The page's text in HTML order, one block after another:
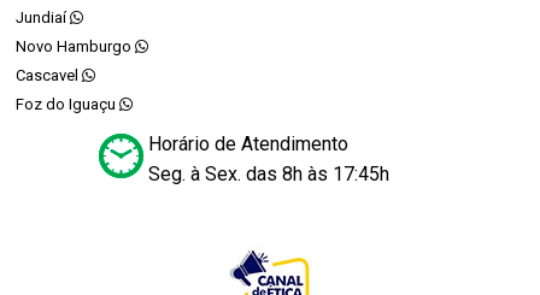
Jundiaí
Novo Hamburgo
Cascavel
Foz do Iguaçu
Horário de Atendimento
Seg. à Sex. das 8h às 17:45h